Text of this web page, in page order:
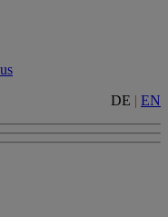
DE | EN